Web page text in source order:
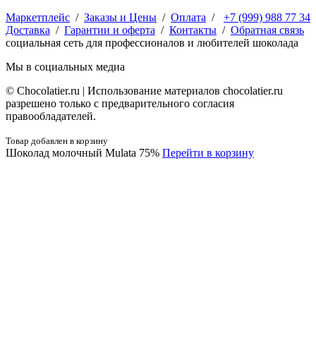
+7 (999) 988 77 34
Маркетплейс / Заказы и Цены / Оплата /
Доставка / Гарантии и оферта / Контакты / Обратная связь
социальная сеть для профессионалов и любителей шоколада
Мы в социальных медиа
© Сhocolatier.ru | Использование материалов chocolatier.ru
разрешено только с предварительного согласия
правообладателей.
Товар добавлен в корзину
Шоколад молочный Mulata 75% Перейти в корзину